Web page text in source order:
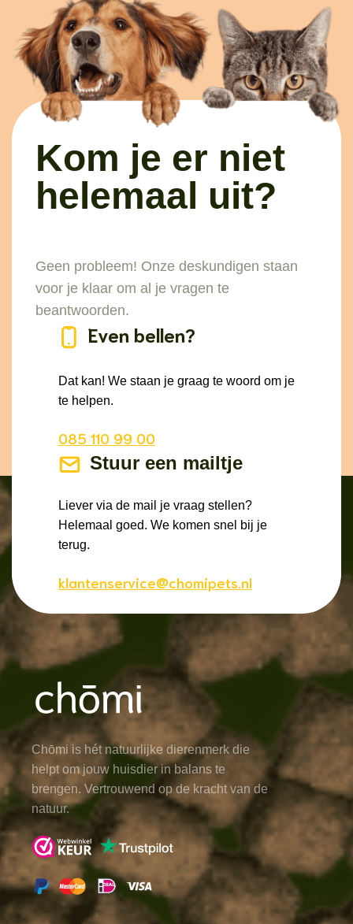
Kom je er niet
helemaal uit?
Geen probleem! Onze deskundigen staan
voor je klaar om al je vragen te
beantwoorden.
Even bellen?
Dat kan! We staan je graag te woord om je
te helpen.
085 110 99 00
Stuur een mailtje
Liever via de mail je vraag stellen?
Helemaal goed. We komen snel bij je
terug.
klantenservice@chomipets.nl
Chōmi is hét natuurlijke dierenmerk die
helpt om jouw huisdier in balans te
brengen. Vertrouwend op de kracht van de
natuur.